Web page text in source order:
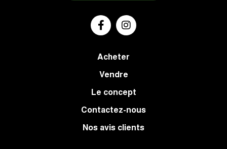
Acheter
Vendre
Le concept
Contactez-nous
Nos avis clients